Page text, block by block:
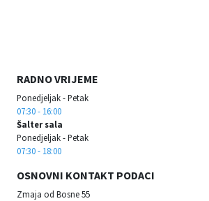
RADNO VRIJEME
Ponedjeljak - Petak
07:30 - 16:00
Šalter sala
Ponedjeljak - Petak
07:30 - 18:00
OSNOVNI KONTAKT PODACI
Zmaja od Bosne 55